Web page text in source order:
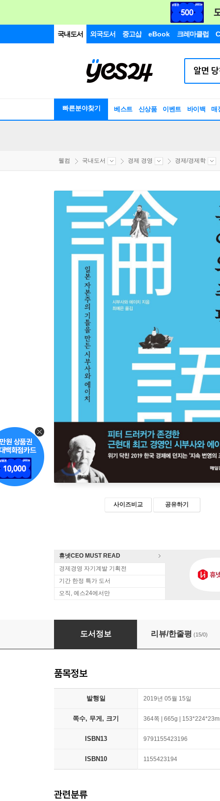
국내도서 외국도서 중고샵 eBook 크레마클럽
빠른분야찾기 베스트 신상품 이벤트 바이백 매
웰컴 국내도서 경제 경영 경제/경제학
사이즈비교 공유하기
휴넷CEO MUST READ
경제경영 자기계발 기획전
기간 한정 특가 도서
오직, 예스24에서만
논어와 주판
도서정보 리뷰/한줄평 (15/0)
품목정보
발행일 2019년 05월 15일
쪽수, 무게, 크기 364쪽 | 665g |
ISBN13 9791155423196
ISBN10 1155423194
관련분류